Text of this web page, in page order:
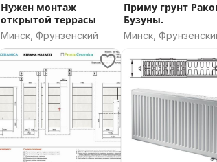
Нужен монтаж
открытой террасы
Минск, Фрунзенский
Приму грунт Раков,
Бузуны.
Минск,